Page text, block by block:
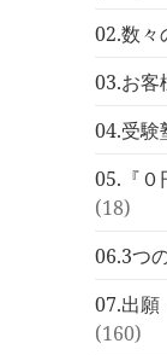
02.数々
03.お客
04.受験
05.『０
(18)
06.3つ
07.出願
(160)